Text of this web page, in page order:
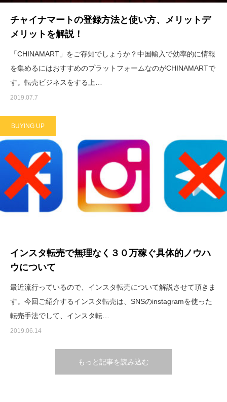
チャイナマートの登録方法と使い方、メリットデ
メリットを解説！
「CHINAMART」をご存知でしょうか？中国輸入で効率的に情報
を集めるにはおすすめのプラットフォームなのがCHINAMARTで
す。転売ビジネスをする上…
2019.07.7
BUYING UP
インスタ転売で無理なく３０万稼ぐ具体的ノウハ
ウについて
最近流行っているので、インスタ転売について解説させて頂きま
す。今回ご紹介するインスタ転売は、SNSのinstagramを使った
転売手法でして、インスタ転…
2019.06.14
もっと記事を読み込む